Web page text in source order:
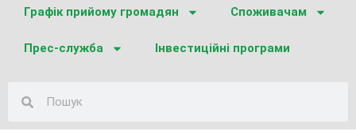
Графік прийому громадян Споживачам
Прес-служба Інвестиційні програми